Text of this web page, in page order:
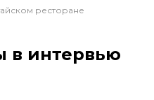
ресторане
в интервью